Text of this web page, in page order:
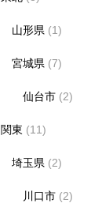
山形県 (1)
宮城県 (7)
仙台市 (2)
関東 (11)
埼玉県 (2)
川口市 (2)